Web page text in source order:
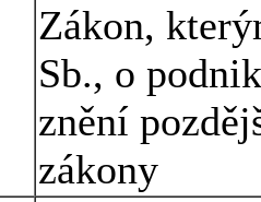
Zákon,
Sb., o
znění
zákony